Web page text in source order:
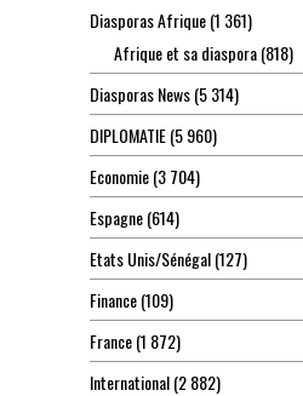
Diasporas Afrique(1 361)
Afrique et sa diaspora(818)
Diasporas News(5 314)
DIPLOMATIE(5 960)
Economie(3 704)
Espagne(614)
Etats Unis/Sénégal(127)
Finance(109)
France(1 872)
International(2 882)